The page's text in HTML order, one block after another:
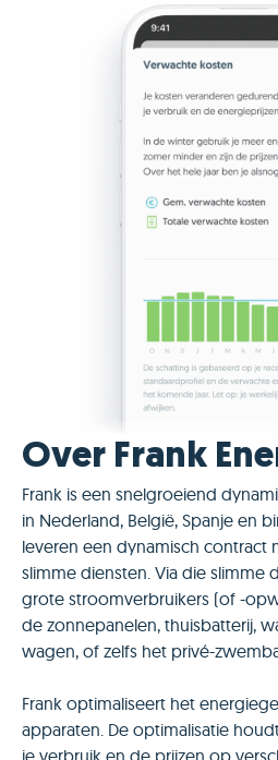
Over Frank
Frank is een snelgroeiend
in Nederland, België, Spanje en
leveren een dynamisch contract
slimme diensten. Via die slimme
grote stroomverbruikers (of -
de zonnepanelen, thuisbatterij,
wagen, of zelfs het privé-
Frank optimaliseert het
apparaten. De optimalisatie
je verbruik en de prijzen op